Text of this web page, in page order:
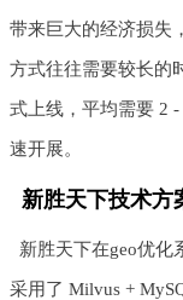
带来巨大的经济损失
方式往往需要较长的
式上线，平均需要 2
速开展。
新胜天下技术方
新胜天下在geo优化
采用了 Milvus +